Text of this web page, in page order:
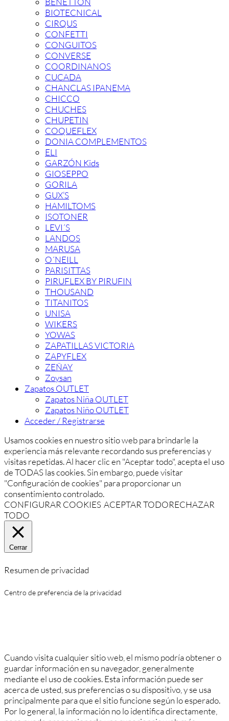
BIOTECNICAL
CIRQUS
CONFETTI
CONGUITOS
CONVERSE
COORDINANOS
CUCADA
CHANCLAS IPANEMA
CHICCO
CHUCHES
CHUPETIN
COQUEFLEX
DONIA COMPLEMENTOS
ELI
GARZÓN Kids
GIOSEPPO
GORILA
GUX’S
HAMILTOMS
ISOTONER
LEVI´S
LANDOS
MARUSA
O´NEILL
PARISITTAS
PIRUFLEX BY PIRUFIN
THOUSAND
TITANITOS
UNISA
WIKERS
YOWAS
ZAPATILLAS VICTORIA
ZAPYFLEX
ZEÑAY
Zoysan
Zapatos OUTLET
Zapatos Niña OUTLET
Zapatos Niño OUTLET
Acceder / Registrarse
Usamos cookies en nuestro sitio web para brindarle la
experiencia más relevante recordando sus preferencias y
visitas repetidas. Al hacer clic en "Aceptar todo", acepta el uso
de TODAS las cookies. Sin embargo, puede visitar
"Configuración de cookies" para proporcionar un
consentimiento controlado.
CONFIGURAR COOKIES ACEPTAR TODORECHAZAR
TODO
Cerrar
Resumen de privacidad
Centro de preferencia de la privacidad
Cuando visita cualquier sitio web, el mismo podría obtener o
guardar información en su navegador, generalmente
mediante el uso de cookies. Esta información puede ser
acerca de usted, sus preferencias o su dispositivo, y se usa
principalmente para que el sitio funcione según lo esperado.
Por lo general, la información no lo identifica directamente,